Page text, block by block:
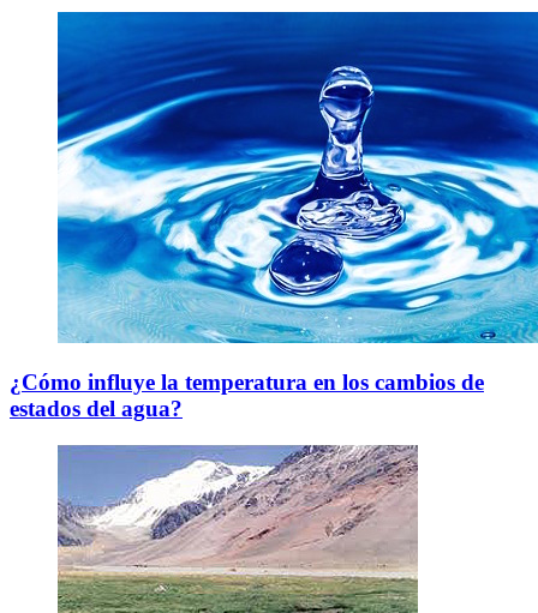
¿Cómo influye la temperatura en los cambios de
estados del agua?